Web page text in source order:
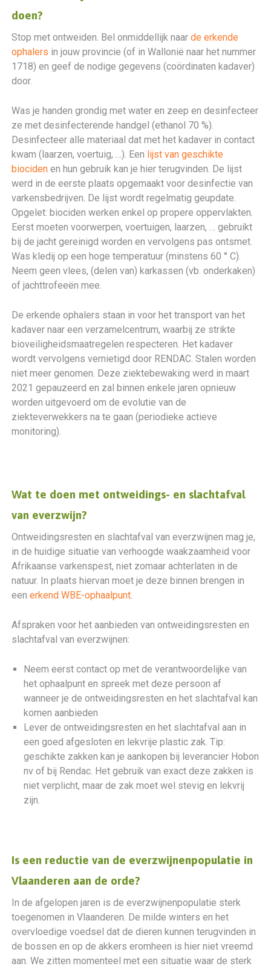
doen?
Stop met ontweiden. Bel onmiddellijk naarde erkende
ophalers in jouw provincie (of in Wallonië naar het nummer
1718) en geef de nodige gegevens (coördinaten kadaver)
door.
Was je handen grondig met water en zeep en desinfecteer
ze met desinfecterende handgel (ethanol 70 %).
Desinfecteer alle materiaal dat met het kadaver in contact
kwam (laarzen, voertuig, …). Een lijst van geschikte
biociden en hun gebruik kan je hier terugvinden. De lijst
werd in de eerste plaats opgemaakt voor desinfectie van
varkensbedrijven. De lijst wordt regelmatig geupdate.
Opgelet: biociden werken enkel op propere oppervlakten.
Eerst moeten voorwerpen, voertuigen, laarzen, … gebruikt
bij de jacht gereinigd worden en vervolgens pas ontsmet.
Was kledij op een hoge temperatuur (minstens 60 ° C).
Neem geen vlees, (delen van) karkassen (vb. onderkaken)
of jachttrofeeën mee.
De erkende ophalers staan in voor het transport van het
kadaver naar een verzamelcentrum, waarbij ze strikte
bioveiligheidsmaatregelen respecteren. Het kadaver
wordt vervolgens vernietigd door RENDAC. Stalen worden
niet meer genomen. Deze ziektebewaking werd in maart
2021 gepauzeerd en zal binnen enkele jaren opnieuw
worden uitgevoerd om de evolutie van de
ziekteverwekkers na te gaan (periodieke actieve
monitoring).
Wat te doen met ontweidings- en slachtafval
van everzwijn?
Ontweidingsresten en slachtafval van everzwijnen mag je,
in de huidige situatie van verhoogde waakzaamheid voor
Afrikaanse varkenspest, niet zomaar achterlaten in de
natuur. In plaats hiervan moet je deze binnen brengen in
eenerkend WBE-ophaalpunt.
Afspraken voor het aanbieden van ontweidingsresten en
slachtafval van everzwijnen:
Neem eerst contact op met de verantwoordelijke van
het ophaalpunt en spreek met deze persoon af
wanneer je de ontweidingsresten en het slachtafval kan
komen aanbieden
Lever de ontweidingsresten en het slachtafval aan in
een goed afgesloten en lekvrije plastic zak. Tip:
geschikte zakken kan je aankopen bij leverancier Hobon
nv of bij Rendac. Het gebruik van exact deze zakken is
niet verplicht, maar de zak moet wel stevig en lekvrij
zijn.
Is een reductie van de everzwijnenpopulatie in
Vlaanderen aan de orde?
In de afgelopen jaren is de everzwijnenpopulatie sterk
toegenomen in Vlaanderen. De milde winters en het
overvloedige voedsel dat de dieren kunnen terugvinden in
de bossen en op de akkers eromheen is hier niet vreemd
aan. We zitten momenteel met een situatie waar de sterk